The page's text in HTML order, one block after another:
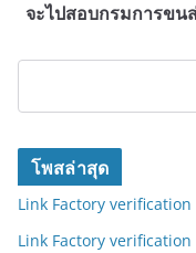
จะไปสอบกรมการขน
โพสล่าสุด
Link Factory verification
Link Factory verification